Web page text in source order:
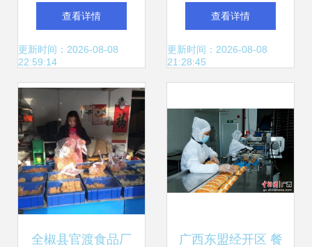
百”筑牢涉旅餐饮食
品安全防线
查看详情
更新时间：2026-08-08
22:59:14
析昆山快餐与苏州
名洋餐饮服务的发
查看详情
更新时间：2026-08-08
21:28:45
全椒县官渡食品厂 广西东盟经开区 餐